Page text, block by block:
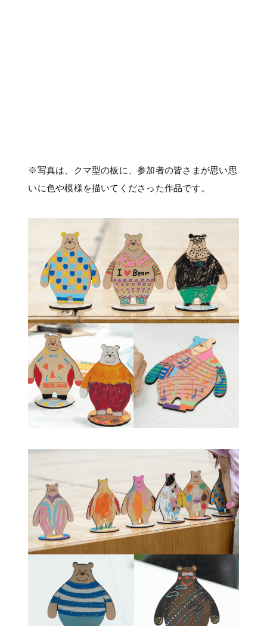
※写真は、クマ型の板に、参加者の皆さまが思い思
いに色や模様を描いてくださった作品です。